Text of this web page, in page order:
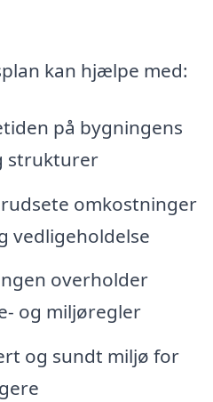
kan hjælpe med:
på bygningens
strukturer
omkostninger
vedligeholdelse
overholder
og miljøregler
og sundt miljø for